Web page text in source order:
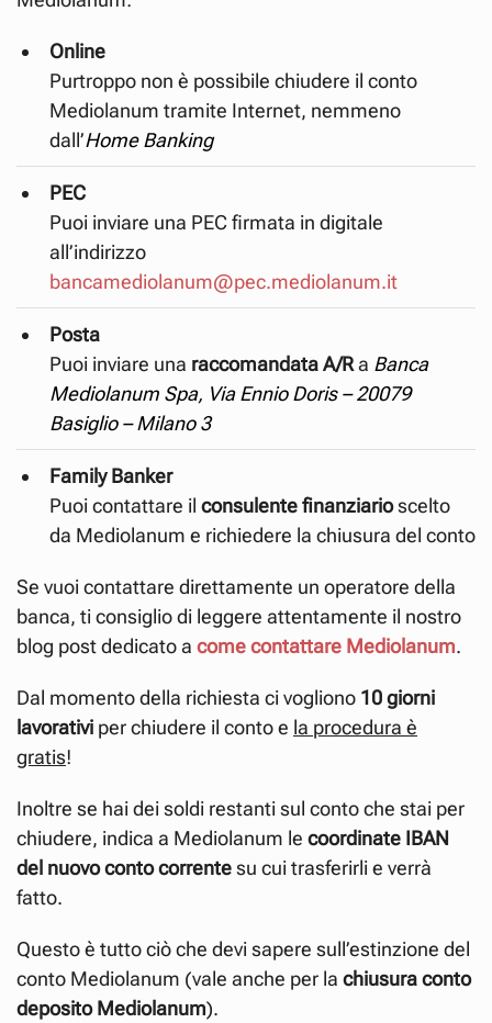
Online
Purtroppo non è possibile chiudere il conto
Mediolanum tramite Internet, nemmeno
dall’Home Banking
PEC
Puoi inviare una PEC firmata in digitale
all’indirizzo
bancamediolanum@pec.mediolanum.it
Posta
Puoi inviare una raccomandata A/Ra Banca
Mediolanum Spa, Via Ennio Doris – 20079
Basiglio – Milano 3
Family Banker
Puoi contattare il consulente finanziarioscelto
da Mediolanum e richiedere la chiusura del conto
Se vuoi contattare direttamente un operatore della
banca, ti consiglio di leggere attentamente il nostro
blog post dedicato a come contattare Mediolanum.
Dal momento della richiesta ci vogliono 10 giorni
lavorativi per chiudere il contoe la procedura è
gratis!
Inoltre se hai dei soldi restanti sul conto che stai per
chiudere, indica a Mediolanum le coordinate IBAN
del nuovo conto correntesu cui trasferirli e verrà
fatto.
Questo è tutto ciò che devi sapere sull’estinzione del
conto Mediolanum (vale anche per la chiusura conto
deposito Mediolanum).